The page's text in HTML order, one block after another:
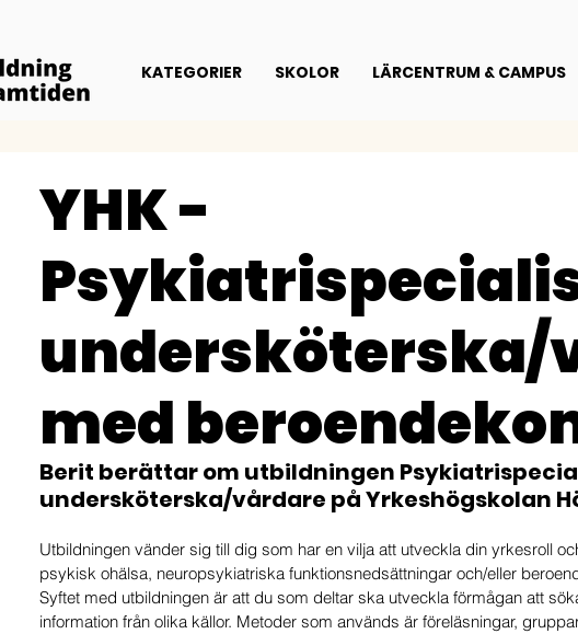
KATEGORIER SKOLOR LÄRCENTRUM & CAMPUS
YHK -
undersköterska/
med
Berit berättar om utbildningen
undersköterska/vårdare på Yrkeshögskolan
Utbildningen vänder sig till dig som har en vilja att utveckla din yrkesroll
psykisk ohälsa, neuropsykiatriska funktionsnedsättningar och/eller
Syftet med utbildningen är att du som deltar ska utveckla förmågan att
information från olika källor. Metoder som används är föreläsningar,